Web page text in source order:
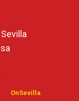
OnSevilla